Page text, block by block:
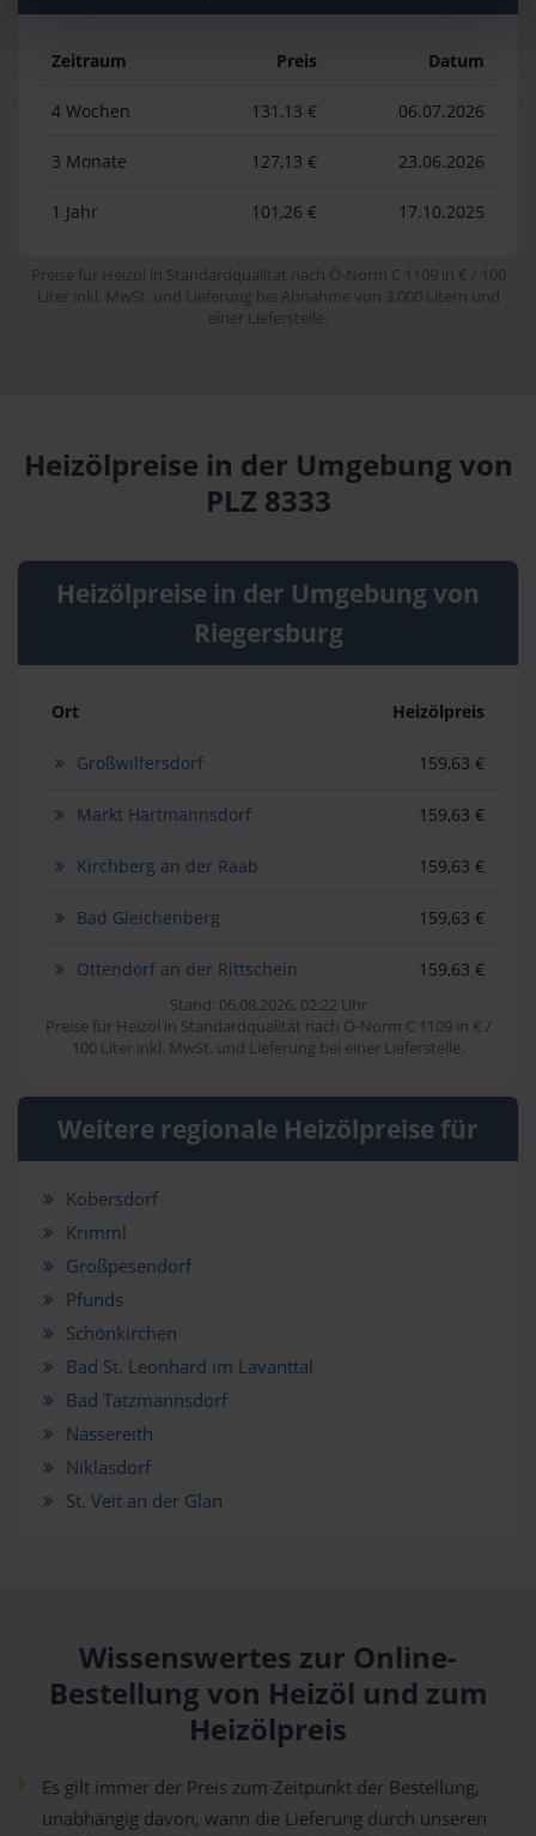
Zeitraum Preis Datum
4 Wochen 131,13 € 06.07.2026
3 Monate 127,13 € 23.06.2026
1 Jahr 101,26 € 17.10.2025
Preise für Heizöl in Standardqualität nach Ö-Norm C 1109 in € / 100
Liter inkl. MwSt. und Lieferung bei Abnahme von 3.000 Litern und
einer Lieferstelle.
Heizölpreise in der Umgebung von
PLZ 8333
Heizölpreise in der Umgebung von
Riegersburg
Ort Heizölpreis
Großwilfersdorf 159,63 €
Markt Hartmannsdorf 159,63 €
Kirchberg an der Raab 159,63 €
Bad Gleichenberg 159,63 €
Ottendorf an der Rittschein 159,63 €
Stand: 06.08.2026, 02:22 Uhr
Preise für Heizöl in Standardqualität nach Ö-Norm C 1109 in € /
100 Liter inkl. MwSt. und Lieferung bei einer Lieferstelle.
Weitere regionale Heizölpreise für
Kobersdorf
Krimml
Großpesendorf
Pfunds
Schönkirchen
Bad St. Leonhard im Lavanttal
Bad Tatzmannsdorf
Nassereith
Niklasdorf
St. Veit an der Glan
Wissenswertes zur Online-
Bestellung von Heizöl und zum
Heizölpreis
Es gilt immer der Preis zum Zeitpunkt der Bestellung,
unabhängig davon, wann die Lieferung durch unseren